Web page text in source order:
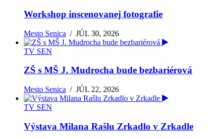
Workshop inscenovanej fotografie
Mesto Senica /JÚL 30, 2026
TV SEN
ZŠ s MŠ J. Mudrocha bude bezbariérová
Mesto Senica /JÚL 22, 2026
TV SEN
Výstava Milana Rašlu Zrkadlo v Zrkadle